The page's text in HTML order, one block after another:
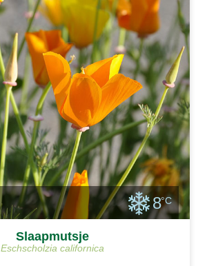
Slaapmutsje
Eschscholzia californica
8°C